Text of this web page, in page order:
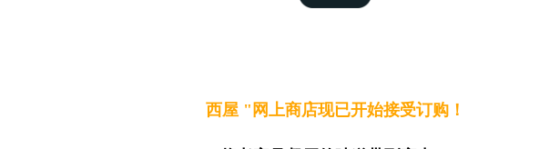
西屋 "网上商店现已开始接受订购！